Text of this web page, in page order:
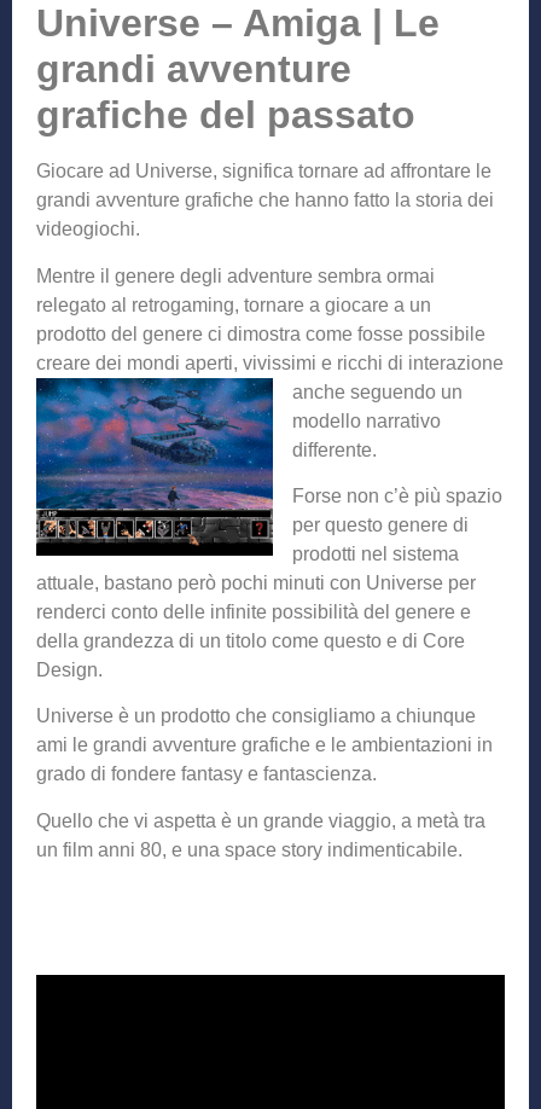
Universe – Amiga | Le
grandi avventure
grafiche del passato
Giocare ad Universe, significa tornare ad affrontare le
grandi avventure grafiche che hanno fatto la storia dei
videogiochi.
Mentre il genere degli adventure sembra ormai
relegato al retrogaming, tornare a giocare a un
prodotto del genere ci dimostra come fosse possibile
creare dei mondi aperti, vivissimi e ricchi di interazione
anche seguendo un
modello narrativo
differente.
Forse non c’è più spazio
per questo genere di
prodotti nel sistema
attuale, bastano però pochi minuti con Universe per
renderci conto delle infinite possibilità del genere e
della grandezza di un titolo come questo e di Core
Design.
Universe è un prodotto che consigliamo a chiunque
ami le grandi avventure grafiche e le ambientazioni in
grado di fondere fantasy e fantascienza.
Quello che vi aspetta è un grande viaggio, a metà tra
un film anni 80, e una space story indimenticabile.